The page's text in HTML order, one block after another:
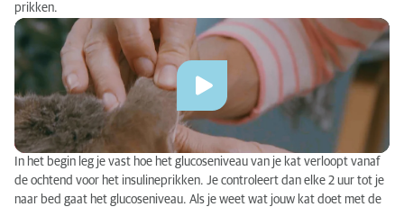
prikken.
In het begin leg je vast hoe het glucoseniveau van je kat verloopt vanaf
de ochtend voor het insulineprikken. Je controleert dan elke 2 uur tot je
naar bed gaat het glucoseniveau. Als je weet wat jouw kat doet met de